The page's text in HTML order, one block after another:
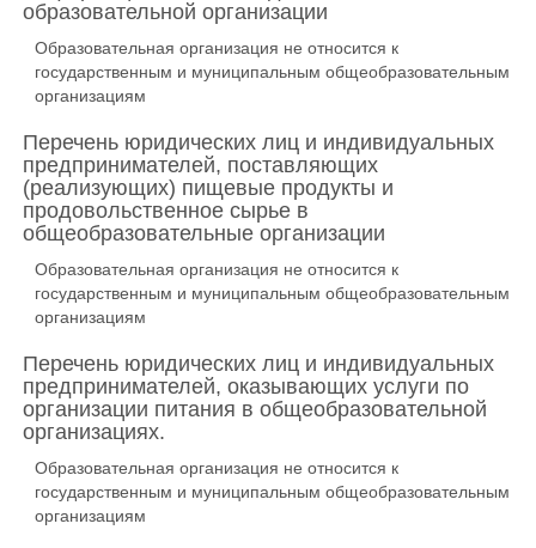
образовательной организации
Образовательная организация не относится к
государственным и муниципальным общеобразовательным
организациям
Перечень юридических лиц и индивидуальных
предпринимателей, поставляющих
(реализующих) пищевые продукты и
продовольственное сырье в
общеобразовательные организации
Образовательная организация не относится к
государственным и муниципальным общеобразовательным
организациям
Перечень юридических лиц и индивидуальных
предпринимателей, оказывающих услуги по
организации питания в общеобразовательной
организациях.
Образовательная организация не относится к
государственным и муниципальным общеобразовательным
организациям